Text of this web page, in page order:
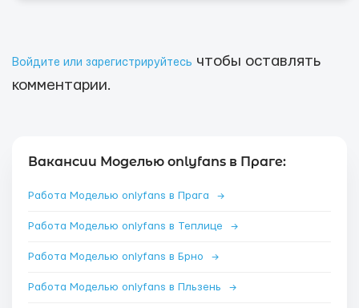
Войдите или зарегистрируйтесь чтобы оставлять
комментарии.
Вакансии Моделью onlyfans в Праге:
Работа Моделью onlyfans в Прага →
Работа Моделью onlyfans в Теплице →
Работа Моделью onlyfans в Брно →
Работа Моделью onlyfans в Пльзень →